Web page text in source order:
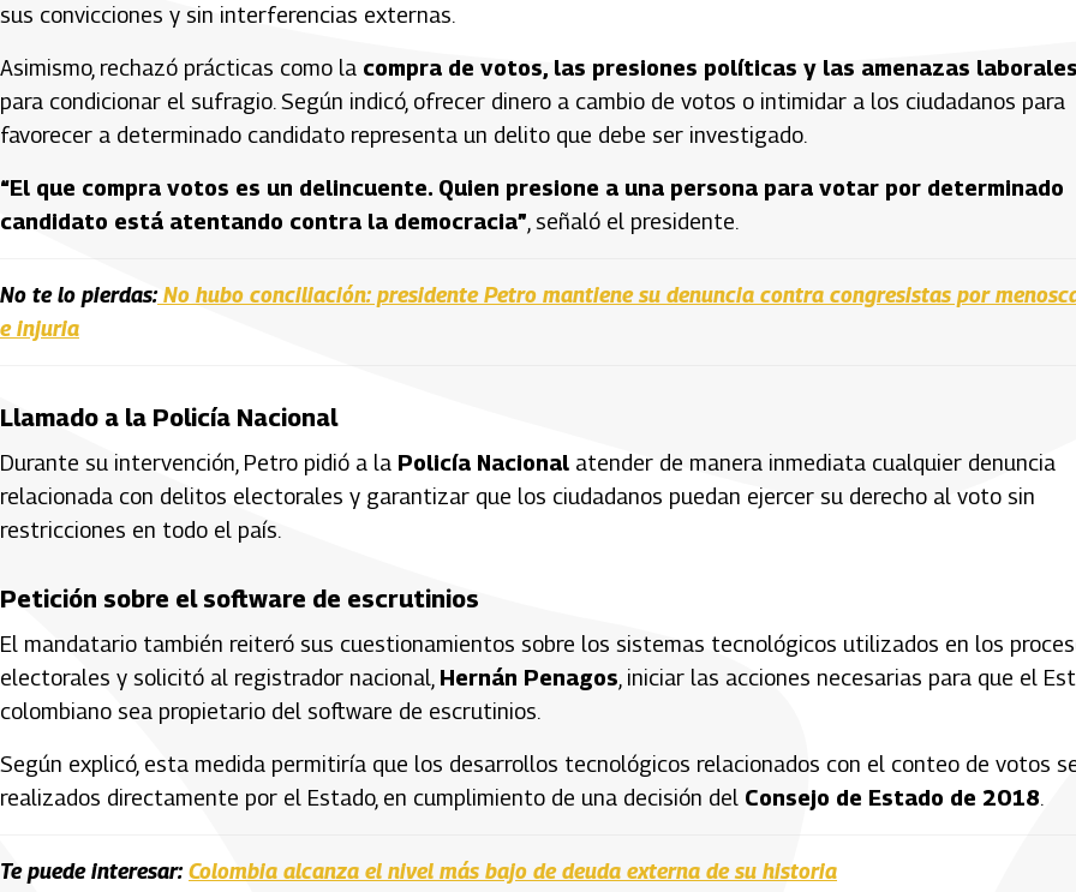
sus convicciones y sin interferencias externas.
Asimismo, rechazó prácticas como la compra de votos, las presiones políticas y las amenazas laborales
para condicionar el sufragio. Según indicó, ofrecer dinero a cambio de votos o intimidar a los ciudadanos para
favorecer a determinado candidato representa un delito que debe ser investigado.
“El que compra votos es un delincuente. Quien presione a una persona para votar por determinado
candidato está atentando contra la democracia” , señaló el presidente.
No te lo pierdas: No hubo conciliación: presidente Petro mantiene su denuncia contra congresistas por
e injuria
Llamado a la Policía Nacional
Durante su intervención, Petro pidió a la Policía Nacional atender de manera inmediata cualquier denuncia
relacionada con delitos electorales y garantizar que los ciudadanos puedan ejercer su derecho al voto sin
restricciones en todo el país.
Petición sobre el software de escrutinios
El mandatario también reiteró sus cuestionamientos sobre los sistemas tecnológicos utilizados en los
electorales y solicitó al registrador nacional, Hernán Penagos , iniciar las acciones necesarias para que el
colombiano sea propietario del software de escrutinios.
Según explicó, esta medida permitiría que los desarrollos tecnológicos relacionados con el conteo de votos
realizados directamente por el Estado, en cumplimiento de una decisión del Consejo de Estado de 2018.
Te puede interesar: Colombia alcanza el nivel más bajo de deuda externa de su historia